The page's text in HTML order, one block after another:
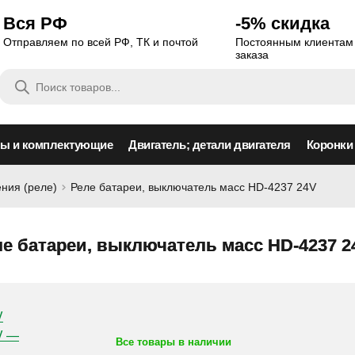
Вся РФ
Отправляем по всей РФ, ТК и почтой
-5% скидка
Постоянным клиентам
заказа
и комплектующие Двигатель; детали двигателя
(реле) Реле батареи, выключатель масс HD-4237 24V
батареи, выключатель масс HD-4237
Все товары в наличии